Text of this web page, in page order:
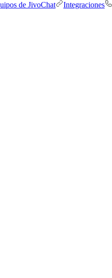
de JivoChat Integraciones